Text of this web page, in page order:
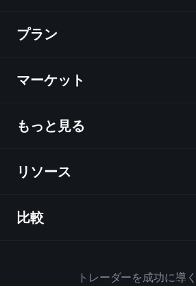
ディスカバー
チャート
ニュース
ラーニングハブ
メッセンジャー
プラン
マーケット
概要
外国為替
指数
もっと見る
アフィリエイトプログラム
企業情報
Playtradeについて
リソース
ヘルプセンター
ハウスルール
比較
トレーダーを成功に導